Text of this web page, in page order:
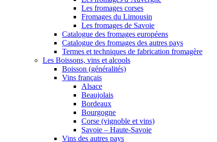
Les fromages corses
Fromages du Limousin
Les fromages de Savoie
Catalogue des fromages européens
Catalogue des fromages des autres pays
Termes et techniques de fabrication fromagère
Les Boissons, vins et alcools
Boisson (généralités)
Vins français
Alsace
Beaujolais
Bordeaux
Bourgogne
Corse (vignoble et vins)
Savoie – Haute-Savoie
Vins des autres pays